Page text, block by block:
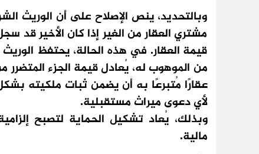
وبالتحديد، ينص الإصلاح على أن الوريث
مشتري العقار من الغير إذا كان الأخير
قيمة العقار. في هذه الحالة، يحتفظ
من الموهوب له، يُعادل قيمة الجزء
عقارًا مُتبرعًا به أن يضمن ثبات ملكيته
لأي دعوى ميراث مستقبلية.
وبذلك، يُعاد تشكيل الحماية لتصبح
مالية.